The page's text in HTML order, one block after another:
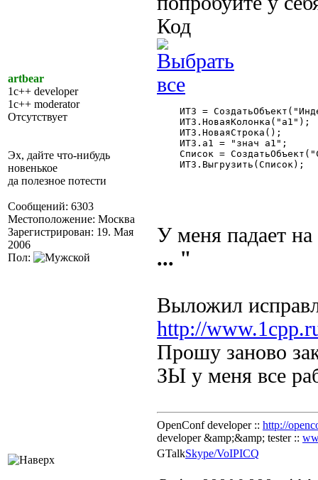
artbear
1c++ developer
1c++ moderator
Отсутствует
Эх, дайте что-нибудь
новенькое
да полезное потести
Сообщений: 6303
Местоположение: Москва
Зарегистрирован: 19. Мая
2006
Пол:
Код
ИТЗ =
ИТЗ.НоваяКолонка("а1");
ИТЗ.НоваяСтрока();
ИТЗ.а1 = "знач а1";
Список =
ИТЗ.Выгрузить(Список);
У меня падает
... "
Выложил
http://
Прошу заново
ЗЫ у меня все
OpenConf developer :: http://
developer &amp;&amp; tester ::
GTalkSkype/VoIPICQ